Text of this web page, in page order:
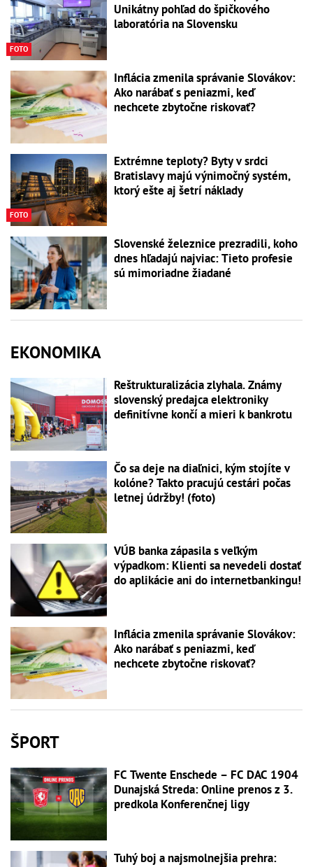
FOTO
Unikátny pohľad do špičkového
laboratória na Slovensku
Inflácia zmenila správanie Slovákov:
Ako narábať s peniazmi, keď
nechcete zbytočne riskovať?
FOTO
Extrémne teploty? Byty v srdci
Bratislavy majú výnimočný systém,
ktorý ešte aj šetrí náklady
Slovenské železnice prezradili, koho
dnes hľadajú najviac: Tieto profesie
sú mimoriadne žiadané
EKONOMIKA
Reštrukturalizácia zlyhala. Známy
slovenský predajca elektroniky
definitívne končí a mieri k bankrotu
Čo sa deje na diaľnici, kým stojíte v
kolóne? Takto pracujú cestári počas
letnej údržby! (foto)
VÚB banka zápasila s veľkým
výpadkom: Klienti sa nevedeli dostať
do aplikácie ani do internetbankingu!
Inflácia zmenila správanie Slovákov:
Ako narábať s peniazmi, keď
nechcete zbytočne riskovať?
ŠPORT
FC Twente Enschede – FC DAC 1904
Dunajská Streda: Online prenos z 3.
predkola Konferenčnej ligy
Tuhý boj a najsmolnejšia prehra: